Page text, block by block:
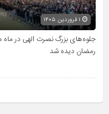
جلوه‌های بزرگ نصرت الهی در ماه
رمضان دیده شد